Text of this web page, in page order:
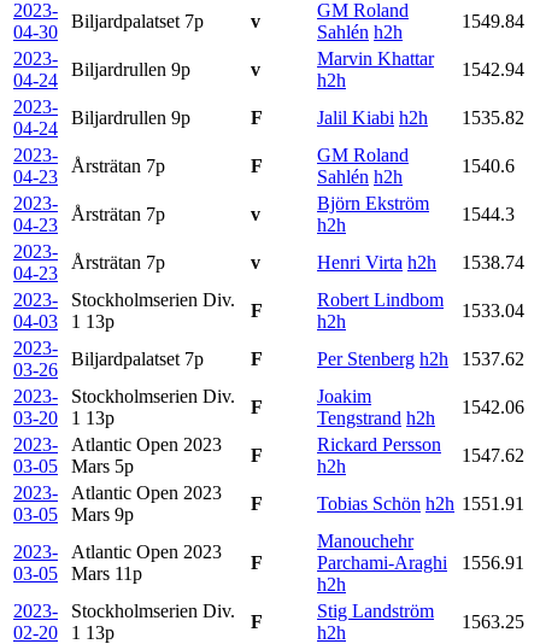
2023-
04-30
Biljardpalatset 7p v
GM Roland
Sahlén h2h
1549.84
2023-
04-24
Biljardrullen 9p v
Marvin Khattar
h2h
1542.94
2023-
04-24
Biljardrullen 9p F Jalil Kiabi h2h
1535.82
2023-
04-23
Årsträtan 7p F
GM Roland
Sahlén h2h
1540.6
2023-
04-23
Årsträtan 7p v
Björn Ekström
h2h
1544.3
2023-
04-23
Årsträtan 7p v Henri Virta h2h
1538.74
2023-
04-03
Stockholmserien Div.
1 13p
F
Robert Lindbom
h2h
1533.04
2023-
03-26
Biljardpalatset 7p F Per Stenberg h2h
1537.62
2023-
03-20
Stockholmserien Div.
1 13p
F
Joakim
Tengstrand h2h
1542.06
2023-
03-05
Atlantic Open 2023
Mars 5p
F
Rickard Persson
h2h
1547.62
2023-
03-05
Atlantic Open 2023
Mars 9p
F Tobias Schön h2h 1551.91
2023-
03-05
Atlantic Open 2023
Mars 11p
F
Manouchehr
Parchami-Araghi
h2h
1556.91
2023-
02-20
Stockholmserien Div.
1 13p
F
Stig Landström
h2h
1563.25